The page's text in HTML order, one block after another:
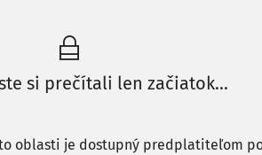
si prečítali len začiatok...
oblasti je dostupný predplatiteľom